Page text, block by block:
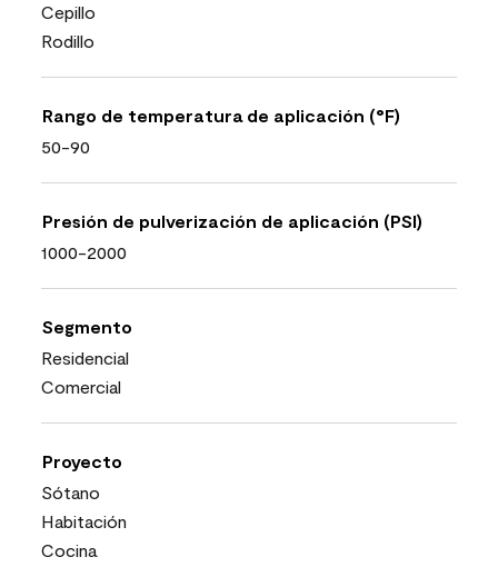
Cepillo
Rodillo
Rango de temperatura de aplicación (°F)
50-90
Presión de pulverización de aplicación (PSI)
1000-2000
Segmento
Residencial
Comercial
Proyecto
Sótano
Habitación
Cocina